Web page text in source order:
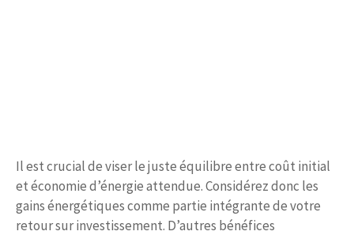
Il est crucial de viser le juste équilibre entre coût initial
et économie d’énergie attendue. Considérez donc les
gains énergétiques comme partie intégrante de votre
retour sur investissement. D’autres bénéfices